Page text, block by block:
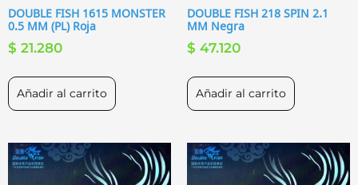
DOUBLE FISH 1615 MONSTER
0.5 MM (PL) Roja
$ 21.280
Añadir al carrito
DOUBLE FISH 218 SPIN 2.1
MM Negra
$ 47.120
Añadir al carrito